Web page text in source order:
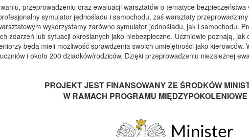
przeprowadzeniu oraz ewaluacji warsztatów o tematyce
symulator jednośladu i samochodu, zaś warsztaty
wykorzystamy zarówno symulator jednośladu, jak i samochodu.
zdarzeń lub sytuacji określanych jako niebezpieczne. Uczniowie poznają,
będą mieli możliwość sprawdzenia swoich umiejętności jako
i około 200 dziadków/rodziców. Dzięki przeprowadzeniu niezależnej
PROJEKT JEST FINANSOWANY ZE ŚRODKÓW
W RAMACH PROGRAMU